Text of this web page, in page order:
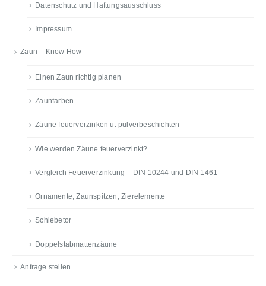
Datenschutz und Haftungsausschluss
Impressum
Zaun – Know How
Einen Zaun richtig planen
Zaunfarben
Zäune feuerverzinken u. pulverbeschichten
Wie werden Zäune feuerverzinkt?
Vergleich Feuerverzinkung – DIN 10244 und DIN 1461
Ornamente, Zaunspitzen, Zierelemente
Schiebetor
Doppelstabmattenzäune
Anfrage stellen